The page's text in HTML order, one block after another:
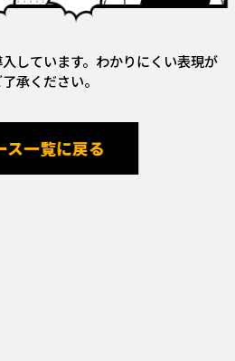
しています。わかりにくい表現が
承ください。
ス一覧に戻る